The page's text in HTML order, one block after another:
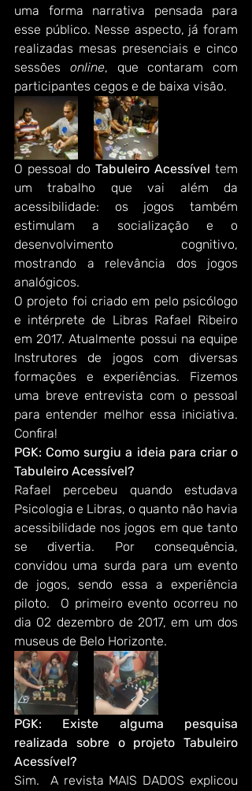
uma forma narrativa pensada para
esse público. Nesse aspecto, já foram
realizadas mesas presenciais e cinco
sessões online, que contaram com
participantes cegos e de baixa visão.
O pessoal do Tabuleiro Acessível tem
um trabalho que vai além da
acessibilidade: os jogos também
estimulam a socialização e o
desenvolvimento cognitivo,
mostrando a relevância dos jogos
analógicos.
O projeto foi criado em pelo psicólogo
e intérprete de Libras Rafael Ribeiro
em 2017. Atualmente possui na equipe
Instrutores de jogos com diversas
formações e experiências. Fizemos
uma breve entrevista com o pessoal
para entender melhor essa iniciativa.
Confira!
PGK: Como surgiu a ideia para criar o
Tabuleiro Acessível?
Rafael percebeu quando estudava
Psicologia e Libras, o quanto não havia
acessibilidade nos jogos em que tanto
se divertia. Por consequência,
convidou uma surda para um evento
de jogos, sendo essa a experiência
piloto.  O primeiro evento ocorreu no
dia 02 dezembro de 2017, em um dos
museus de Belo Horizonte.
PGK: Existe alguma pesquisa
realizada sobre o projeto Tabuleiro
Acessível?
Sim.  A revista MAIS DADOS explicou